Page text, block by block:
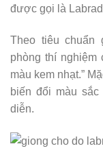
được gọi là
Theo tiêu chuẩn
phòng thí nghiệm
màu kem nhạt.”
biến đổi màu
diễn.